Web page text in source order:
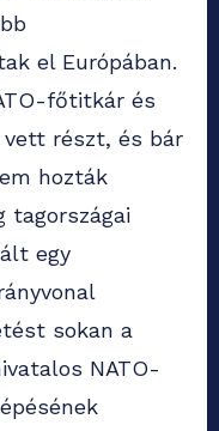
el Európában.
főtitkár és
részt, és bár
hozták
tagországai
egy
sokan a
NATO-